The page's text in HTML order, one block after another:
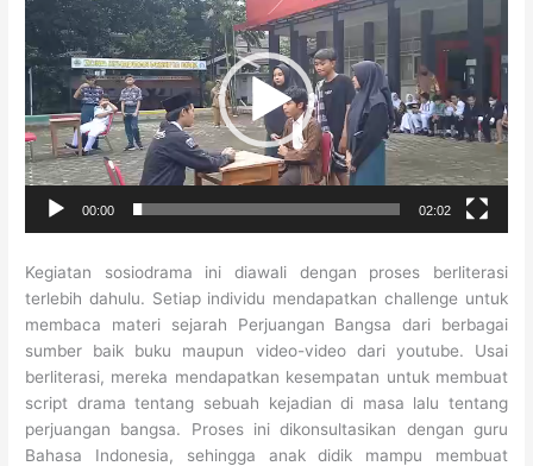
Player
00:00 02:02
Kegiatan sosiodrama ini diawali dengan proses berliterasi
terlebih dahulu. Setiap individu mendapatkan challenge untuk
membaca materi sejarah Perjuangan Bangsa dari berbagai
sumber baik buku maupun video-video dari youtube. Usai
berliterasi, mereka mendapatkan kesempatan untuk membuat
script drama tentang sebuah kejadian di masa lalu tentang
perjuangan bangsa. Proses ini dikonsultasikan dengan guru
Bahasa Indonesia, sehingga anak didik mampu membuat